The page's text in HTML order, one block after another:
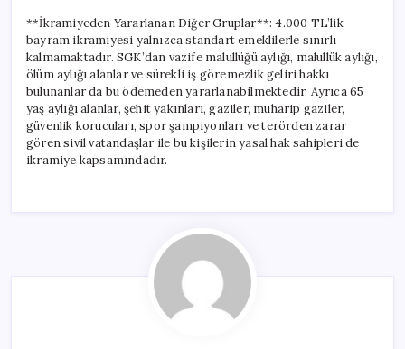
**İkramiyeden Yararlanan Diğer Gruplar**: 4.000 TL’lik
bayram ikramiyesi yalnızca standart emeklilerle sınırlı
kalmamaktadır. SGK’dan vazife malullüğü aylığı, malullük aylığı,
ölüm aylığı alanlar ve sürekli iş göremezlik geliri hakkı
bulunanlar da bu ödemeden yararlanabilmektedir. Ayrıca 65
yaş aylığı alanlar, şehit yakınları, gaziler, muharip gaziler,
güvenlik korucuları, spor şampiyonları ve terörden zarar
gören sivil vatandaşlar ile bu kişilerin yasal hak sahipleri de
ikramiye kapsamındadır.